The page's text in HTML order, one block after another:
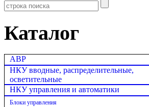
Каталог
АВР
НКУ вводные, распределительные,
осветительные
НКУ управления и автоматики
Блоки управления